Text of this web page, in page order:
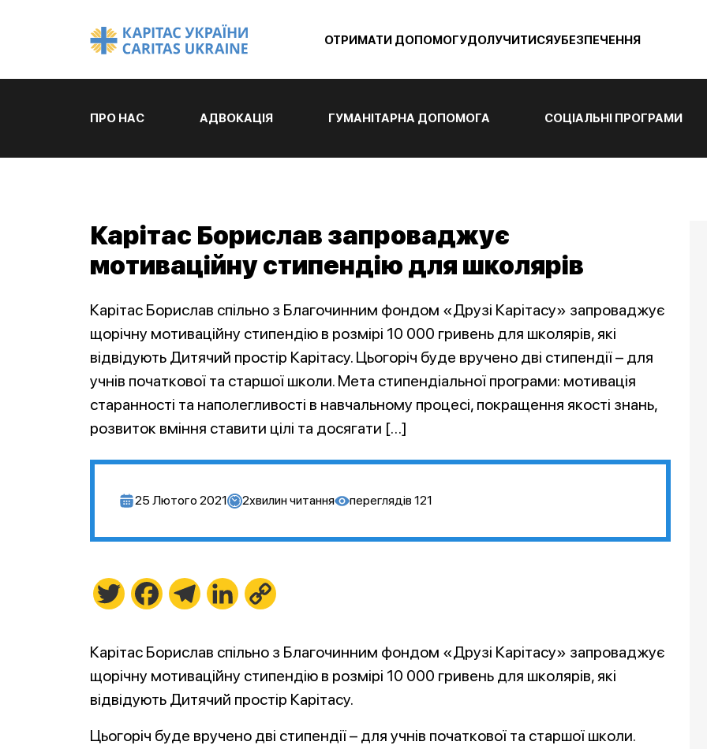
ОТРИМАТИ ДОПОМОГУДОЛУЧИТИСЯУБЕЗПЕЧЕННЯ
ПРО НАС АДВОКАЦІЯ ГУМАНІТАРНА ДОПОМОГА СОЦІАЛЬНІ ПРОГРАМИ
Карітас Борислав запроваджує
мотиваційну стипендію для школярів
Карітас Борислав спільно з Благочинним фондом «Друзі Карітасу» запроваджує
щорічну мотиваційну стипендію в розмірі 10 000 гривень для школярів, які
відвідують Дитячий простір Карітасу. Цьогоріч буде вручено дві стипендії – для
учнів початкової та старшої школи. Мета стипендіальної програми: мотивація
старанності та наполегливості в навчальному процесі, покращення якості знань,
розвиток вміння ставити цілі та досягати […]
25 Лютого 2021 2хвилин читання переглядів 121
Twitter FacebookTelegramLinkedIn
Карітас Борислав спільно з Благочинним фондом «Друзі Карітасу» запроваджує
щорічну мотиваційну стипендію в розмірі 10 000 гривень для школярів, які
відвідують Дитячий простір Карітасу.
Цьогоріч буде вручено дві стипендії – для учнів початкової та старшої школи.